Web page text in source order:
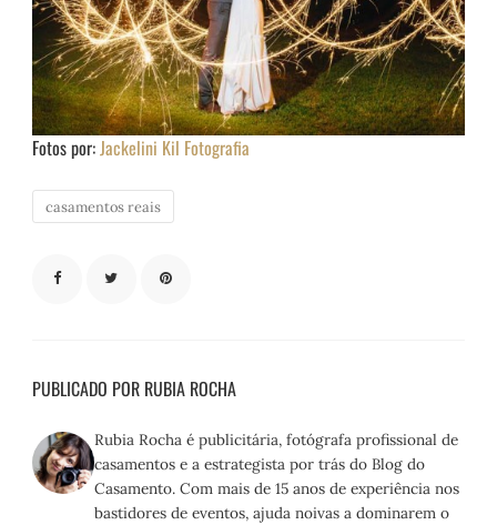
Fotos por: Jackelini Kil Fotografia
casamentos reais
PUBLICADO POR RUBIA ROCHA
Rubia Rocha é publicitária, fotógrafa profissional de
casamentos e a estrategista por trás do Blog do
Casamento. Com mais de 15 anos de experiência nos
bastidores de eventos, ajuda noivas a dominarem o